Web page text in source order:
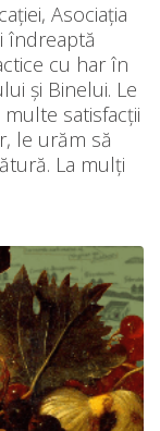
Asociația
îndreaptă
cu har în
şi Binelui. Le
satisfacții
le urăm să
La mulți